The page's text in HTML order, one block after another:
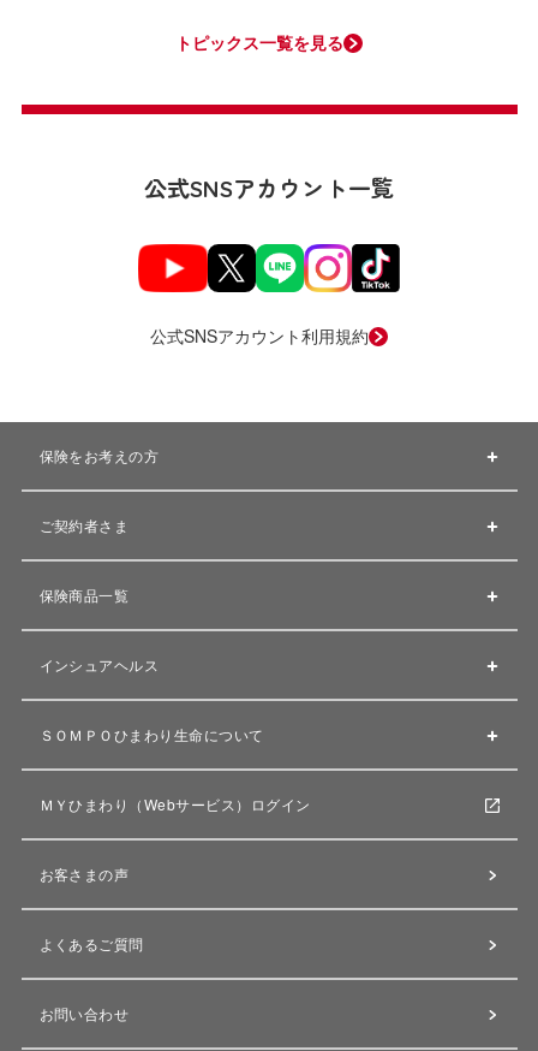
トピックス一覧を見る
公式SNSアカウント一覧
公式SNSアカウント利用規約
保険をお考えの方
ご契約者さま
保険商品一覧
インシュアヘルス
ＳＯＭＰＯひまわり生命について
ＭＹひまわり（Webサービス）ログイン
お客さまの声
よくあるご質問
お問い合わせ